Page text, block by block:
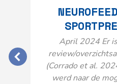
April 2024 Er
review/
(Corrado et al.
werd naar de